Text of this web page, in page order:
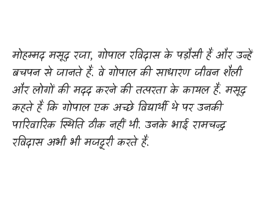
मोहम्मद मसूद रजा, गोपाल रविदास के पड़ौसी हैं और उन्हें
बचपन से जानते हैं. वे गोपाल की साधारण जीवन शैली
और लोगों की मदद करने की तत्परता के कायल हैं. मसूद
कहते हैं कि गोपाल एक अच्छे विद्यार्थी थे पर उनकी
पारिवारिक स्थिति ठीक नहीं थी. उनके भाई रामचन्द्र
रविदास अभी भी मजदूरी करते हैं.